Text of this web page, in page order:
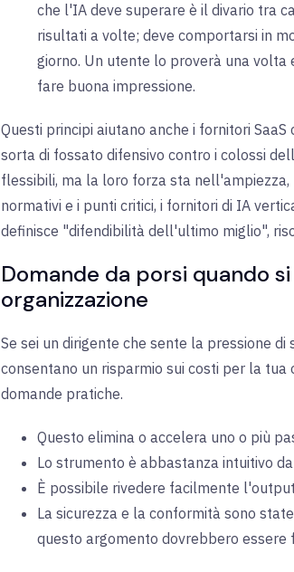
che l'IA deve superare è il divario tra
risultati a volte; deve comportarsi in
giorno. Un utente lo proverà una volta
fare buona impressione.
Questi principi aiutano anche i fornitori
sorta di fossato difensivo contro i colossi
flessibili, ma la loro forza sta
normativi e i punti critici, i fornitori di IA
definisce "difendibilità dell'ultimo miglio",
Domande da porsi quando
organizzazione
Se sei un dirigente che sente la pressione
consentano un risparmio sui costi per la
domande pratiche.
Questo elimina o accelera uno o più
Lo strumento è abbastanza intuitivo
È possibile rivedere facilmente
La sicurezza e la conformità sono
questo argomento dovrebbero